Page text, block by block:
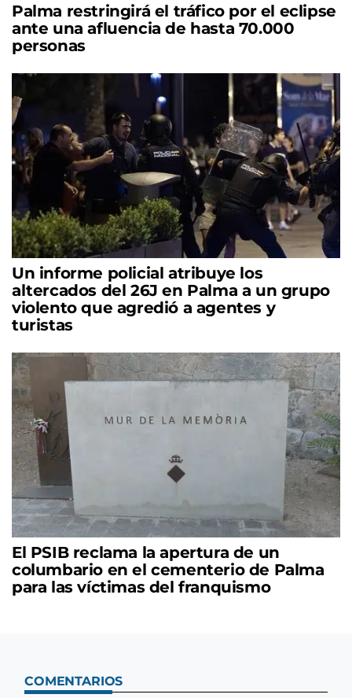
Palma restringirá el tráfico por el eclipse
ante una afluencia de hasta 70.000
personas
Un informe policial atribuye los
altercados del 26J en Palma a un grupo
violento que agredió a agentes y
turistas
El PSIB reclama la apertura de un
columbario en el cementerio de Palma
para las víctimas del franquismo
COMENTARIOS